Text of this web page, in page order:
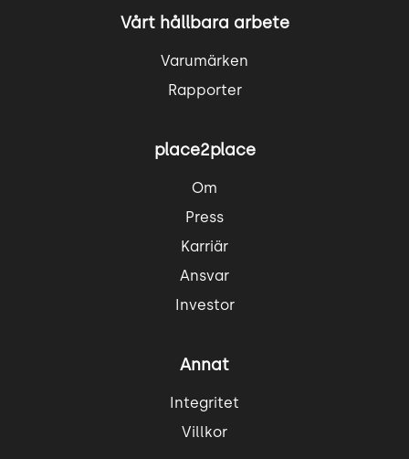
Vårt hållbara arbete
Varumärken
Rapporter
place2place
Om
Press
Karriär
Ansvar
Investor
Annat
Integritet
Villkor